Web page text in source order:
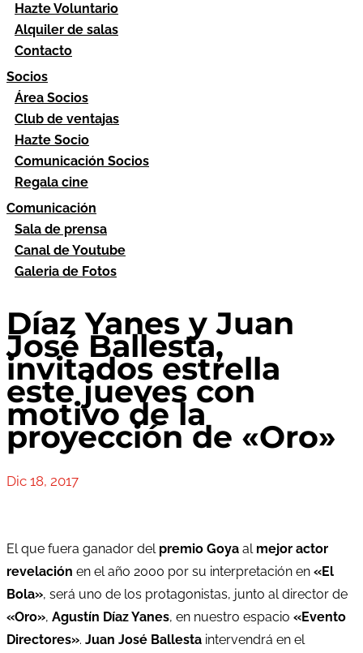
Hazte Voluntario
Alquiler de salas
Contacto
Socios
Área Socios
Club de ventajas
Hazte Socio
Comunicación Socios
Regala cine
Comunicación
Sala de prensa
Canal de Youtube
Galeria de Fotos
Díaz Yanes y Juan
José Ballesta,
invitados estrella
este jueves con
motivo de la
proyección de «Oro»
Dic 18, 2017
El que fuera ganador del premio Goya al mejor actor
revelación en el año 2000 por su interpretación en «El
Bola», será uno de los protagonistas, junto al director de
«Oro», Agustín Díaz Yanes, en nuestro espacio «Evento
Directores». Juan José Ballesta intervendrá en el